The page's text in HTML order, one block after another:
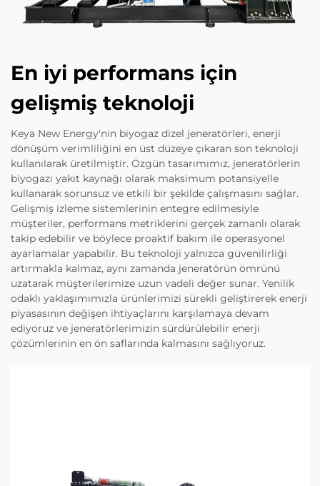
En iyi performans için
gelişmiş teknoloji
Keya New Energy'nin biyogaz dizel jeneratörleri, enerji
dönüşüm verimliliğini en üst düzeye çıkaran son teknoloji
kullanılarak üretilmiştir. Özgün tasarımımız, jeneratörlerin
biyogazı yakıt kaynağı olarak maksimum potansiyelle
kullanarak sorunsuz ve etkili bir şekilde çalışmasını sağlar.
Gelişmiş izleme sistemlerinin entegre edilmesiyle
müşteriler, performans metriklerini gerçek zamanlı olarak
takip edebilir ve böylece proaktif bakım ile operasyonel
ayarlamalar yapabilir. Bu teknoloji yalnızca güvenilirliği
artırmakla kalmaz, aynı zamanda jeneratörün ömrünü
uzatarak müşterilerimize uzun vadeli değer sunar. Yenilik
odaklı yaklaşımımızla ürünlerimizi sürekli geliştirerek enerji
piyasasının değişen ihtiyaçlarını karşılamaya devam
ediyoruz ve jeneratörlerimizin sürdürülebilir enerji
çözümlerinin en ön saflarında kalmasını sağlıyoruz.